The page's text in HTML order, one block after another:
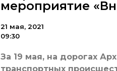
мероприятие
21 мая, 2021
09:30
За 19 мая, на дорогах
транспортных